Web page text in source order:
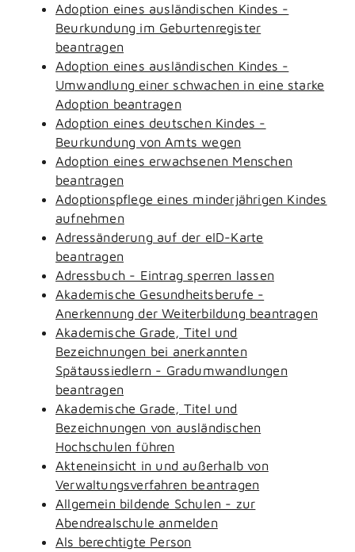
Adoption eines ausländischen Kindes -
Beurkundung im Geburtenregister
beantragen
Adoption eines ausländischen Kindes -
Umwandlung einer schwachen in eine starke
Adoption beantragen
Adoption eines deutschen Kindes -
Beurkundung von Amts wegen
Adoption eines erwachsenen Menschen
beantragen
Adoptionspflege eines minderjährigen Kindes
aufnehmen
Adressänderung auf der eID-Karte
beantragen
Adressbuch - Eintrag sperren lassen
Akademische Gesundheitsberufe -
Anerkennung der Weiterbildung beantragen
Akademische Grade, Titel und
Bezeichnungen bei anerkannten
Spätaussiedlern - Gradumwandlungen
beantragen
Akademische Grade, Titel und
Bezeichnungen von ausländischen
Hochschulen führen
Akteneinsicht in und außerhalb von
Verwaltungsverfahren beantragen
Allgemein bildende Schulen - zur
Abendrealschule anmelden
Als berechtigte Person